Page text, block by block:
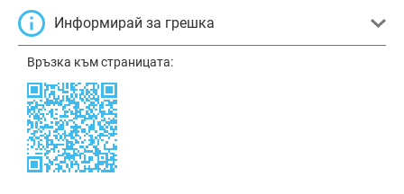
Информирай за грешка
Връзка към страницата: